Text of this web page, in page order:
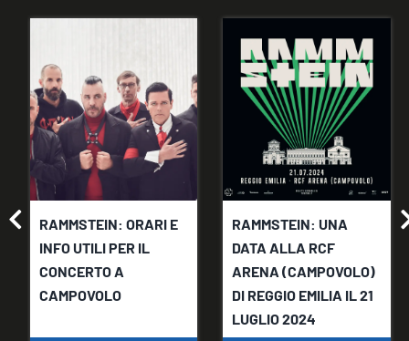
RAMMSTEIN: ORARI E
INFO UTILI PER IL
CONCERTO A
CAMPOVOLO
RAMMSTEIN: UNA
DATA ALLA RCF
ARENA (CAMPOVOLO)
DI REGGIO EMILIA IL 21
LUGLIO 2024